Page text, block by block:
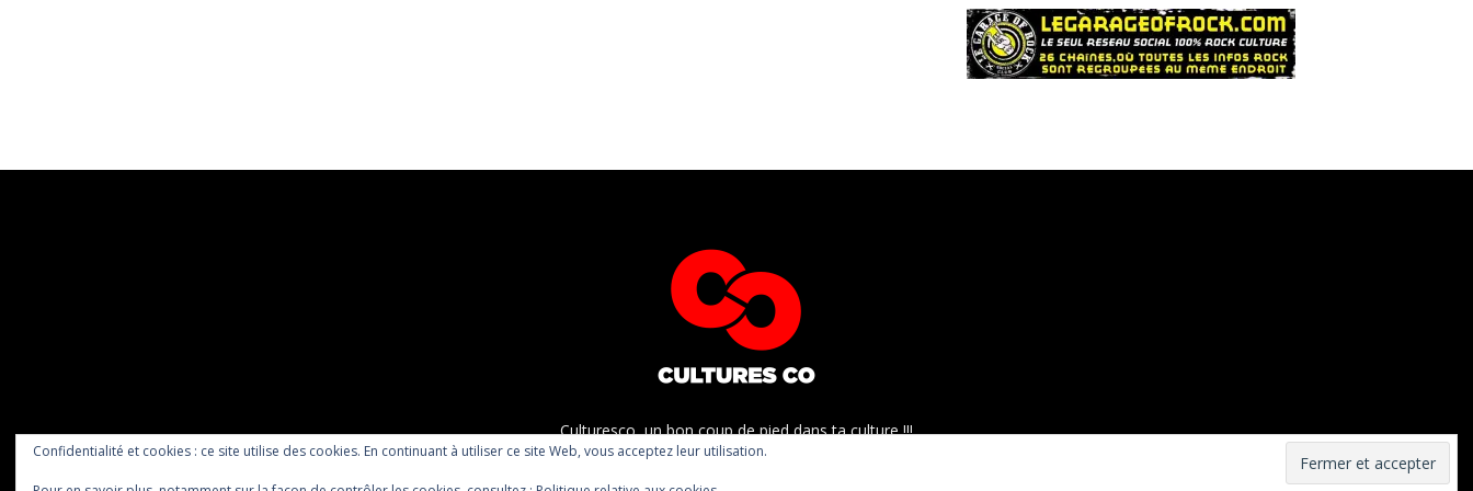
Culturesco, un bon coup de pied dans ta culture !!!
Confidentialité et cookies : ce site utilise des cookies. En continuant à utiliser ce site Web, vous acceptez leur utilisation.